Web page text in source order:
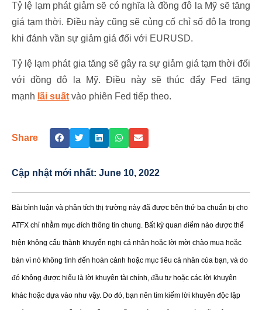
Tỷ lệ lạm phát giảm sẽ có nghĩa là đồng đô la Mỹ sẽ tăng
giá tạm thời. Điều này cũng sẽ củng cố chỉ số đô la trong
khi đánh vần sự giảm giá đối với EURUSD.
Tỷ lệ lạm phát gia tăng sẽ gây ra sự giảm giá tạm thời đối
với đồng đô la Mỹ. Điều này sẽ thúc đẩy Fed tăng
mạnh lãi suất vào phiên Fed tiếp theo.
Share
Cập nhật mới nhất: June 10, 2022
Bài bình luận và phân tích thị trường này đã được bên thứ ba chuẩn bị cho
ATFX chỉ nhằm mục đích thông tin chung. Bất kỳ quan điểm nào được thể
hiện không cấu thành khuyến nghị cá nhân hoặc lời mời chào mua hoặc
bán vì nó không tính đến hoàn cảnh hoặc mục tiêu cá nhân của bạn, và do
đó không được hiểu là lời khuyên tài chính, đầu tư hoặc các lời khuyên
khác hoặc dựa vào như vậy. Do đó, bạn nên tìm kiếm lời khuyên độc lập